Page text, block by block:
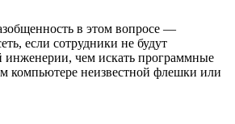
в этом вопросе —
если сотрудники не будут
инженерии, чем искать программные
компьютере неизвестной флешки или